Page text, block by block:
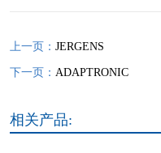
上一页： JERGENS
下一页： ADAPTRONIC
相关产品: